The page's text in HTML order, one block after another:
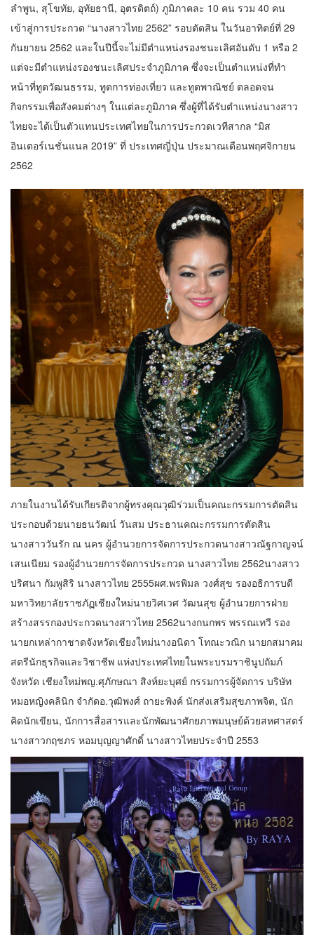
ลำพูน, สุโขทัย, อุทัยธานี, อุตรดิตถ์) ภูมิภาคละ 10 คน รวม 40 คน
เข้าสู่การประกวด “นางสาวไทย 2562” รอบตัดสิน ในวันอาทิตย์ที่ 29
กันยายน 2562 และในปีนี้จะไม่มีตำแหน่งรองชนะเลิศอันดับ 1 หรือ 2
แต่จะมีตำแหน่งรองชนะเลิศประจำภูมิภาค ซึ่งจะเป็นตำแหน่งที่ทำ
หน้าที่ทูตวัฒนธรรม, ทูตการท่องเที่ยว และทูตพาณิชย์ ตลอดจน
กิจกรรมเพื่อสังคมต่างๆ ในแต่ละภูมิภาค ซึ่งผู้ที่ได้รับตำแหน่งนางสาว
ไทยจะได้เป็นตัวแทนประเทศไทยในการประกวดเวทีสากล “มิส
อินเตอร์เนชั่นแนล 2019” ที่ ประเทศญี่ปุ่น ประมาณเดือนพฤศจิกายน
2562
ภายในงานได้รับเกียรติจากผู้ทรงคุณวุฒิร่วมเป็นคณะกรรมการตัดสิน
ประกอบด้วยนายธนวัฒน์ วันสม ประธานคณะกรรมการตัดสิน
นางสาววันรัก ณ นคร ผู้อำนวยการจัดการประกวดนางสาวณัฐกาญจน์
เสนเนียม รองผู้อำนวยการจัดการประกวด นางสาวไทย 2562นางสาว
ปริศนา กัมพูสิริ นางสาวไทย 2555ผศ.พรพิมล วงศ์สุข รองอธิการบดี
มหาวิทยาลัยราชภัฏเชียงใหม่นายวิศเวศ วัฒนสุข ผู้อำนวยการฝ่าย
สร้างสรรกองประกวดนางสาวไทย 2562นางกนกพร​ พรรณ​เทวี รอง
นายก​เหล่า​กาชาด​จังหวัด​เชียงใหม่นางอนิดา โทณะวณิก นายกสมาคม
สตรีนักธุรกิจและวิชาชีพ แห่งประเทศไทยในพระบรมราชินูปถัมภ์
จังหวัด เชียงใหม่พญ.ศุภักษณา สิงห์ยะบุศย์ กรรมการผู้จัดการ บริษัท
หมอหญิงคลินิก จำกัดอ.วุฒิพงศ์​ ถายะพิงค์​ นักส่งเสริมสุขภาพจิต, นัก
คิดนักเขียน, นักการสื่อสารและนักพัฒนาศักยภาพมนุษย์ด้วยสหศาสตร์
นางสาวกฤชภร​ หอมบุญญาศักดิ์​ นางสาวไทยประจำปี​ 2553